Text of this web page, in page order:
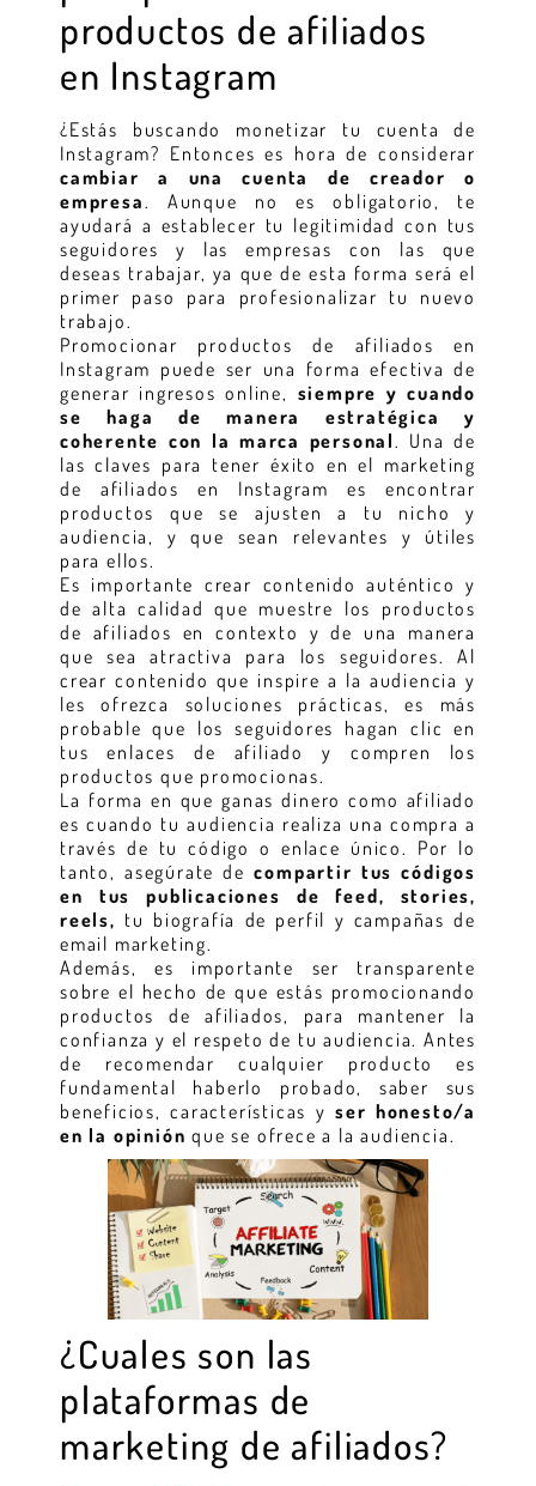
productos de afiliados
en Instagram
¿Estás buscando monetizar tu cuenta de
Instagram? Entonces es hora de considerar
cambiar a una cuenta de creador o
empresa . Aunque no es obligatorio, te
ayudará a establecer tu legitimidad con tus
seguidores y las empresas con las que
deseas trabajar, ya que de esta forma será el
primer paso para profesionalizar tu nuevo
trabajo.
Promocionar productos de afiliados en
Instagram puede ser una forma efectiva de
generar ingresos online, siempre y cuando
se haga de manera estratégica y
coherente con la marca personal . Una de
las claves para tener éxito en el marketing
de afiliados en Instagram es encontrar
productos que se ajusten a tu nicho y
audiencia, y que sean relevantes y útiles
para ellos.
Es importante crear contenido auténtico y
de alta calidad que muestre los productos
de afiliados en contexto y de una manera
que sea atractiva para los seguidores. Al
crear contenido que inspire a la audiencia y
les ofrezca soluciones prácticas, es más
probable que los seguidores hagan clic en
tus enlaces de afiliado y compren los
productos que promocionas.
La forma en que ganas dinero como afiliado
es cuando tu audiencia realiza una compra a
través de tu código o enlace único. Por lo
tanto, asegúrate decompartir tus códigos
en tus publicaciones de feed, stories,
reels, tu biografía de perfil y campañas de
email marketing.
Además, es importante ser transparente
sobre el hecho de que estás promocionando
productos de afiliados, para mantener la
confianza y el respeto de tu audiencia. Antes
de recomendar cualquier producto es
fundamental haberlo probado, saber sus
beneficios, características y ser honesto/a
en la opiniónque se ofrece a la audiencia.
¿Cuales son las
plataformas de
marketing de afiliados?